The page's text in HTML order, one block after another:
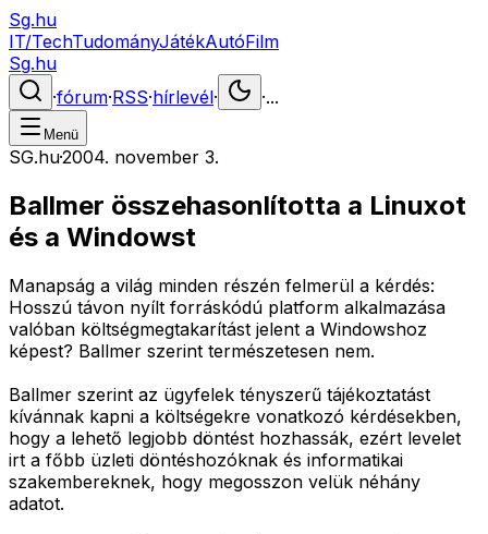
Sg.hu
IT/TechTudományJátékAutóFilm
Sg.hu
·fórum·RSS·hírlevél· ·...
Menü
SG.hu·2004. november 3.
Ballmer összehasonlította a Linuxot
és a Windowst
Manapság a világ minden részén felmerül a kérdés:
Hosszú távon nyílt forráskódú platform alkalmazása
valóban költségmegtakarítást jelent a Windowshoz
képest? Ballmer szerint természetesen nem.
Ballmer szerint az ügyfelek tényszerű tájékoztatást
kívánnak kapni a költségekre vonatkozó kérdésekben,
hogy a lehető legjobb döntést hozhassák, ezért levelet
irt a főbb üzleti döntéshozóknak és informatikai
szakembereknek, hogy megosszon velük néhány
adatot.